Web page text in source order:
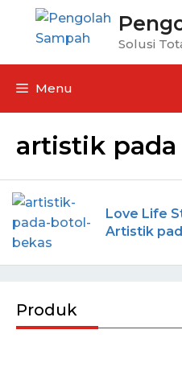
Solusi
Menu
artistik
Love Life
Artistik
Produk